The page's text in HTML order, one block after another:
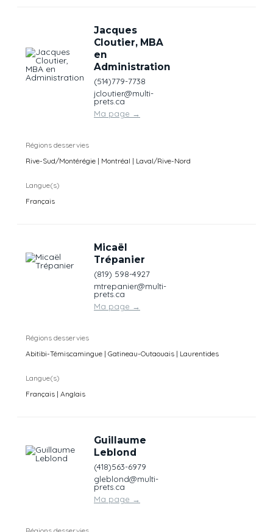
Jacques
Cloutier, MBA
en
Administration
(514)779-7738
jcloutier@multi-
prets.ca
Ma page →
Régions desservies
Rive-Sud/Montérégie | Montréal | Laval/Rive-Nord
Langue(s)
Français
Micaël
Trépanier
(819) 598-4927
mtrepanier@multi-
prets.ca
Ma page →
Régions desservies
Abitibi-Témiscamingue | Gatineau-Outaouais | Laurentides
Langue(s)
Français | Anglais
Guillaume
Leblond
(418)563-6979
gleblond@multi-
prets.ca
Ma page →